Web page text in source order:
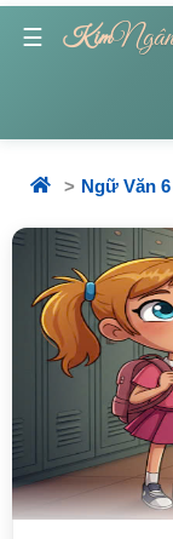
☰ Kim
Ngữ Văn 6